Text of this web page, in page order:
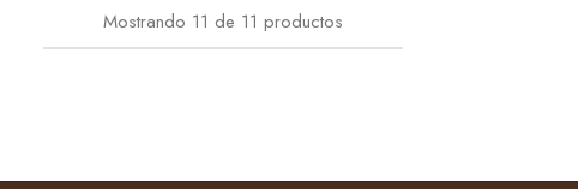
Mostrando 11 de 11 productos